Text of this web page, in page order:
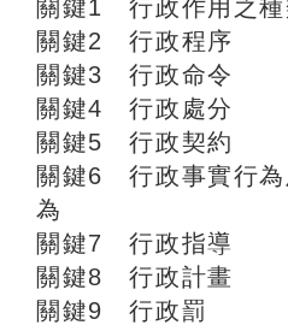
關鍵1 行政作用之種
關鍵2 行政程序
關鍵3 行政命令
關鍵4 行政處分
關鍵5 行政契約
關鍵6 行政事實行為
為
關鍵7 行政指導
關鍵8 行政計畫
關鍵9 行政罰